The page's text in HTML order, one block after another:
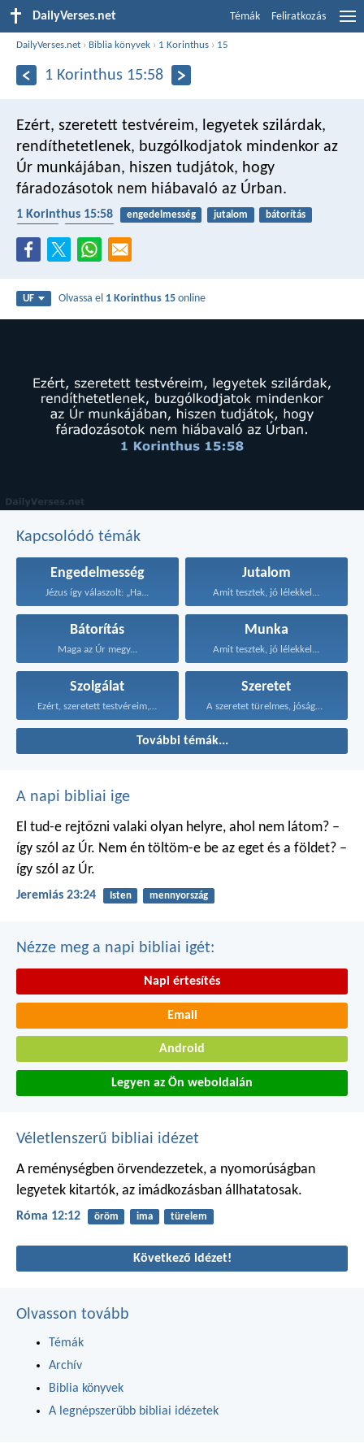
DailyVerses.net Témák Feliratkozás
DailyVerses.net › Biblia könyvek › 1 Korinthus › 15
1 Korinthus 15:58
Ezért, szeretett testvéreim, legyetek szilárdak,
rendíthetetlenek, buzgólkodjatok mindenkor az
Úr munkájában, hiszen tudjátok, hogy
fáradozásotok nem hiábavaló az Úrban.
1 Korinthus 15:58 engedelmesség jutalom
bátorítás
UF Olvassa el 1 Korinthus 15 online
Kapcsolódó témák
Engedelmesség
Jézus így válaszolt: „Ha...
Jutalom
Amit tesztek, jó lélekkel...
Bátorítás
Maga az Úr megy...
Munka
Amit tesztek, jó lélekkel...
Szolgálat
Ezért, szeretett testvéreim, legyetek...
Szeretet
A szeretet türelmes, jóságos...
További témák...
A napi bibliai ige
El tud-e rejtőzni valaki olyan helyre, ahol nem látom? –
így szól az Úr. Nem én töltöm-e be az eget és a földet? –
így szól az Úr.
Jeremiás 23:24 Isten mennyország
Nézze meg a napi bibliai igét:
Napi értesítés
Email
Android
Legyen az Ön weboldalán
Véletlenszerű bibliai idézet
A reménységben örvendezzetek, a nyomorúságban
legyetek kitartók, az imádkozásban állhatatosak.
Róma 12:12 öröm ima türelem
Következő idézet!
Olvasson tovább
Témák
Archív
Biblia könyvek
A legnépszerűbb bibliai idézetek